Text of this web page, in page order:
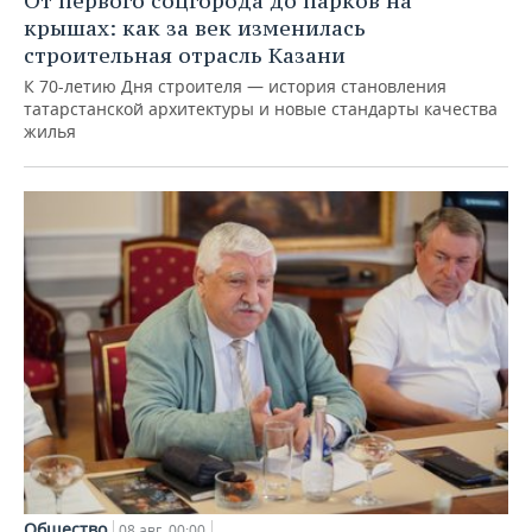
крышах: как за век изменилась
строительная отрасль Казани
К 70-летию Дня строителя — история становления
татарстанской архитектуры и новые стандарты качества
жилья